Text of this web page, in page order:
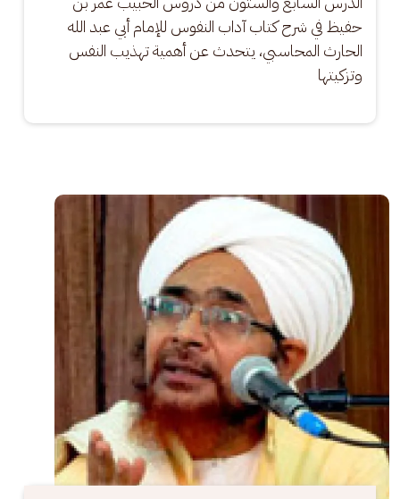
حفيظ في شرح كتاب آداب النفوس للإمام أبي عبد الله
الحارث المحاسبي، يتحدث عن أهمية تهذيب النفس
وتزكيتها
الصورة